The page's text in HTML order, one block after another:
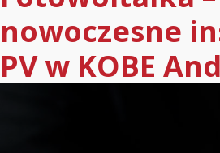
nowoczesne
PV w KOBE